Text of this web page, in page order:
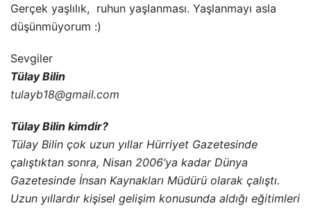
Gerçek yaşlılık, ruhun yaşlanması. Yaşlanmayı asla
düşünmüyorum :)
Sevgiler
Tülay Bilin
tulayb18@gmail.com
Tülay Bilin kimdir?
Tülay Bilin çok uzun yıllar Hürriyet Gazetesinde
çalıştıktan sonra, Nisan 2006‘ya kadar Dünya
Gazetesinde İnsan Kaynakları Müdürü olarak çalıştı.
Uzun yıllardır kişisel gelişim konusunda aldığı eğitimleri